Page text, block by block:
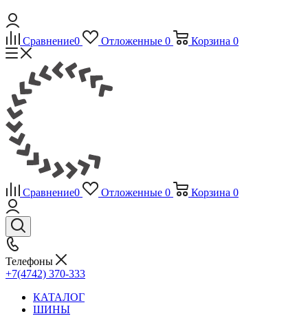
Сравнение0 Отложенные 0 Корзина 0
Сравнение0 Отложенные 0 Корзина 0
Телефоны
+7(4742) 370-333
КАТАЛОГ
ШИНЫ